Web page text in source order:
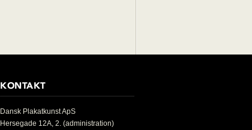
KONTAKT
Dansk Plakatkunst ApS
Hersegade 12A, 2. (administration)